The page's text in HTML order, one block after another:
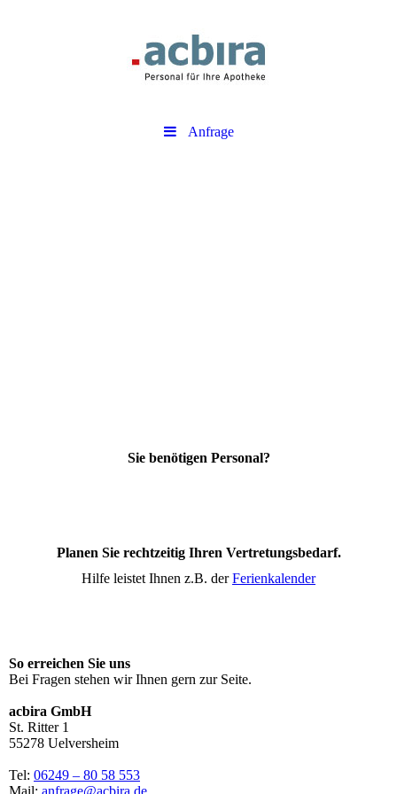
Anfrage
Sie benötigen Personal?
Planen Sie rechtzeitig Ihren Vertretungsbedarf.
Hilfe leistet Ihnen z.B. derFerienkalender
So erreichen Sie uns
Bei Fragen stehen wir Ihnen gern zur Seite.
acbira GmbH
St. Ritter 1
55278 Uelversheim
Tel: 06249 – 80 58 553